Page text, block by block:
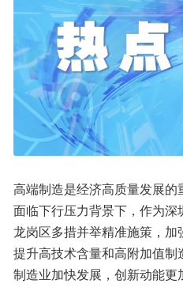
高端制造是经济高质量发展
面临下行压力背景下，作为深
龙岗区多措并举精准施策，加
提升高技术含量和高附加值
制造业加快发展，创新动能更